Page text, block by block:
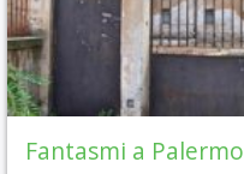
Fantasmi a Palermo